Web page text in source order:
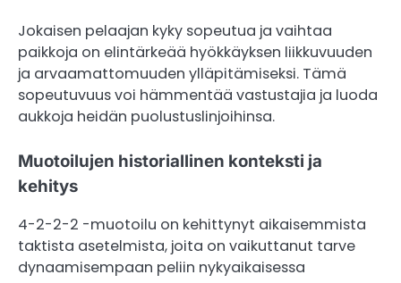
Jokaisen pelaajan kyky sopeutua ja vaihtaa
paikkoja on elintärkeää hyökkäyksen liikkuvuuden
ja arvaamattomuuden ylläpitämiseksi. Tämä
sopeutuvuus voi hämmentää vastustajia ja luoda
aukkoja heidän puolustuslinjoihinsa.
Muotoilujen historiallinen konteksti ja
kehitys
4-2-2-2 -muotoilu on kehittynyt aikaisemmista
taktista asetelmista, joita on vaikuttanut tarve
dynaamisempaan peliin nykyaikaisessa